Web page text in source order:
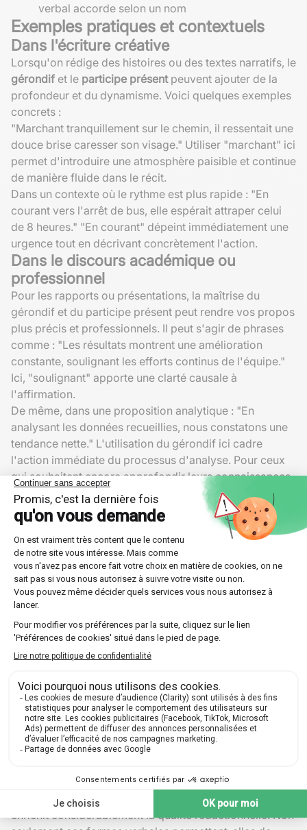
verbal accorde selon un nom
Exemples pratiques et contextuels
Dans l'écriture créative
Lorsqu'on rédige des histoires ou des textes narratifs, le
gérondif et le participe présentpeuvent ajouter de la
profondeur et du dynamisme. Voici quelques exemples
concrets :
"Marchant tranquillement sur le chemin, il ressentait une
douce brise caresser son visage." Utiliser "marchant" ici
permet d'introduire une atmosphère paisible et continue
de manière fluide dans le récit.
Dans un contexte où le rythme est plus rapide : "En
courant vers l'arrêt de bus, elle espérait attraper celui
de 8 heures." "En courant" dépeint immédiatement une
urgence tout en décrivant concrètement l'action.
Dans le discours académique ou
professionnel
Pour les rapports ou présentations, la maîtrise du
gérondif et du participe présent peut rendre vos propos
plus précis et professionnels. Il peut s'agir de phrases
comme : "Les résultats montrent une amélioration
constante, soulignant les efforts continus de l'équipe."
Ici, "soulignant" apporte une clarté causale à
l'affirmation.
De même, dans une proposition analytique : "En
analysant les données recueillies, nous constatons une
tendance nette." L'utilisation du gérondif ici cadre
l'action immédiate du processus d'analyse. Pour ceux
qui souhaitent encore approfondir leurs connaissances
grammaticales, consulter les
techniques avancées de
conjugaison françaisepourrait être très bénéfique.
Points communs et différenciations
essentielles
Critères de choix
Choisir entre legérondifet leparticipe présent
souvent sur l'intention communicative. Si l'objectif est
cause), le participe présent est idéal. Par contre, si
l'accent porte sur comment l'action s'est déroulée (la
manière), le gérondif est préférable.
Cependant, en termes de fluidité narrative, le contexte
peut guider le mieux ce choix. Les expressions du
temps et des conditions renforcent la diversité
stylistique et évitent les répétitions monotones. Il est
donc crucial de pratiquer l'identification de ces nuances
Impact stylistique
L'usage habile du
participe présent
enrichit considérablement la qualité rédactionnelle. Non